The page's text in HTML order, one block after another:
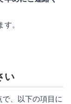
。
い
、以下の項目に